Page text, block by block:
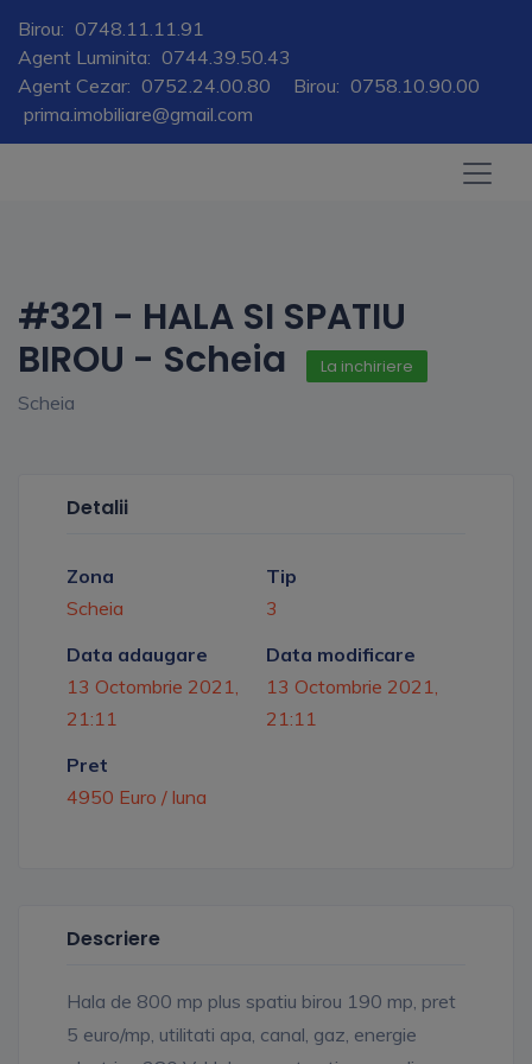
Birou: 0748.11.11.91
Agent Luminita: 0744.39.50.43
Agent Cezar: 0752.24.00.80 Birou: 0758.10.90.00
prima.imobiliare@gmail.com
#321 - HALA SI SPATIU
BIROU - Scheia
La inchiriere
Scheia
Detalii
Zona
Scheia
Tip
3
Data adaugare
13 Octombrie 2021,
21:11
Data modificare
13 Octombrie 2021,
21:11
Pret
4950 Euro / luna
Descriere
Hala de 800 mp plus spatiu birou 190 mp, pret
5 euro/mp, utilitati apa, canal, gaz, energie